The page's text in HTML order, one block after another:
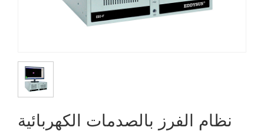
نظام الفرز بالصدمات الكهربائية